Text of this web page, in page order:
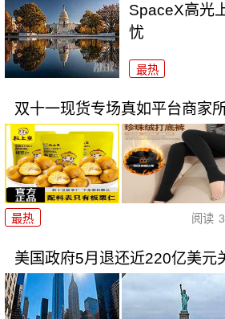
SpaceX高光
忧
最热
双十一现货专场真如平台商家
最热 阅读
美国政府5月退还近220亿美元